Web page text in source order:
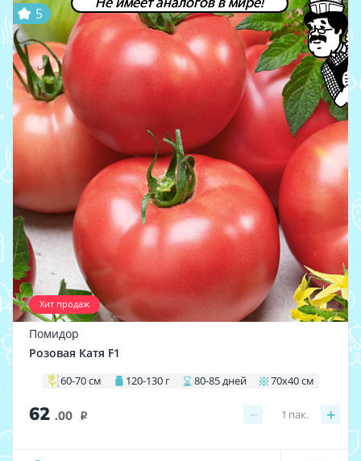
Хит продаж
5
Помидор
Розовая Катя F1
60-70 см 120-130 г 80-85 дней 70х40 см
62 .00 i − +
1 пак.